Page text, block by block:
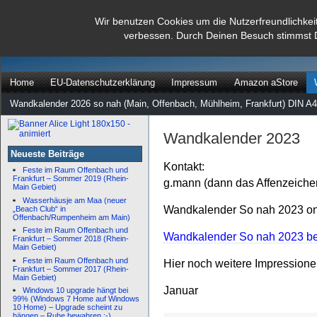
Wir benutzen Cookies um die
verbessen. Durch Deinen Besuch stimmst
dann rate mal
Home EU-Datenschutzerklärung Impressum Amazon aStore
Wandkalender 2026 so nah (Main, Offenbach, Mühlheim, Frankfurt) DIN
Neueste Beiträge
Feste im Raum Offenbach und
Frankfurt – Sommer 2019 (Rhein-
Main Gebiet)
Wasserhäusje am Maa (neuer
„Beach Club“ in
Offenbach/Rumpenheim am Main)
Feste im Raum Offenbach und
Frankfurt – Sommer 2018 (Rhein-
Main Gebiet)
Feste im Raum Offenbach und
Frankfurt – Sommer 2017 (Rhein-
Main Gebiet)
Windows 10 upgrade hängt bei
99% (Windows 7 Home auf Windows
10 Home) – Upgrade scheint zu
Wandkalender 2023
Kontakt:
g.mann (dann das
Wandkalender So nah 2023
Wandkalender So nah 2023
Hier noch weitere
Januar